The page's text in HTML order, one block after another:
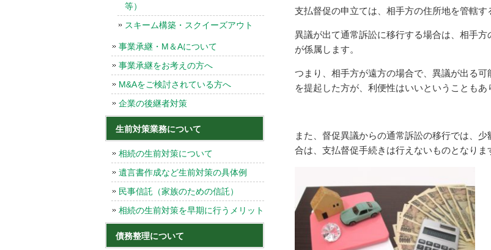
支払督促の申立ては、相手方の住所地を管轄す
異議が出て通常訴訟に移行する場合は、相手
が係属します。
つまり、相手方が遠方の場合で、異議が出る
を提起した方が、利便性はいいということもあ
また、督促異議からの通常訴訟の移行では、
合は、支払督促手続きは行えないものとなりま
等）
スキーム構築・スクイーズアウト
事業承継・M＆Aについて
事業承継をお考えの方へ
M&Aをご検討されている方へ
企業の後継者対策
生前対策業務について
相続の生前対策について
遺言書作成など生前対策の具体例
民事信託（家族のための信託）
相続の生前対策を早期に行うメリット
債務整理について